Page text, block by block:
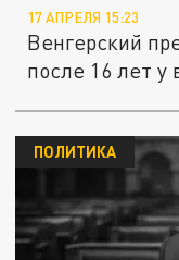
17 АПРЕЛЯ 15:23
Венгерский
после 16 лет у
ПОЛИТИКА